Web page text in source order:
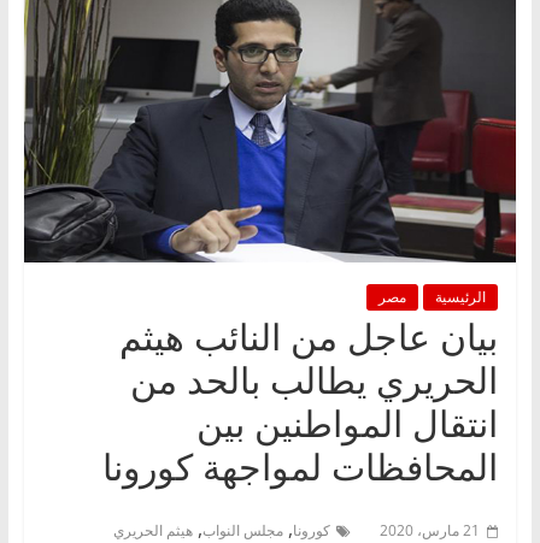
الرئيسية مصر
بيان عاجل من النائب هيثم
الحريري يطالب بالحد من
انتقال المواطنين بين
المحافظات لمواجهة كورونا
21 مارس، 2020 كورونا, مجلس النواب, هيثم الحريري